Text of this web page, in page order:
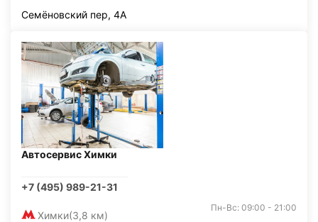
Семёновский пер, 4А
Автосервис Химки
+7 (495) 989-21-31
Химки(3,8 км)
Пн-Вс: 09:00 - 21:00